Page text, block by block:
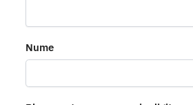
Nume